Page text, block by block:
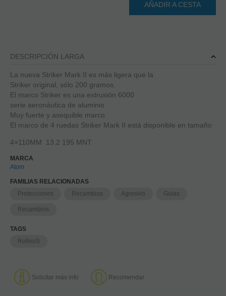
AÑADIR A CESTA
DESCRIPCIÓN LARGA
La nueva Striker Mark II es más ligera que la
Striker original, sólo 200 gramos.
El marco Striker es una extrusión 6000
serie aeronáutica de aluminio
Muy fuerte y asequible marco.
El marco de 4 ruedas Striker Mark II está disponible en tamaño
4×110MM 13.2 195 MNT
MARCA
Atom
FAMILIAS RELACIONADAS
Protecciones
Recambios Agresivo Guias
Recambios
TAGS
RolleoS
Solicitar más info Recomendar